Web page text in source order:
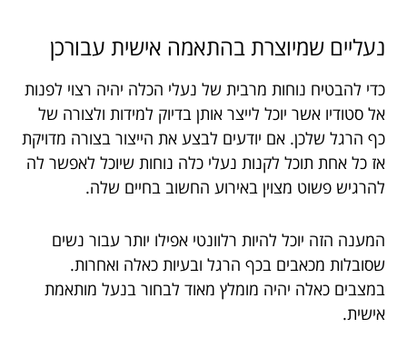
נעליים שמיוצרת בהתאמה אישית עבורכן
כדי להבטיח נוחות מרבית של נעלי הכלה יהיה רצוי לפנות
אל סטודיו אשר יוכל לייצר אותן בדיוק למידות ולצורה של
כף הרגל שלכן. אם יודעים לבצע את הייצור בצורה מדויקת
אז כל אחת תוכל לקנות נעלי כלה נוחות שיוכל לאפשר לה
להרגיש פשוט מצוין באירוע החשוב בחיים שלה.
המענה הזה יוכל להיות רלוונטי אפילו יותר עבור נשים
שסובלות מכאבים בכף הרגל ובעיות כאלה ואחרות.
במצבים כאלה יהיה מומלץ מאוד לבחור בנעל מותאמת
אישית.